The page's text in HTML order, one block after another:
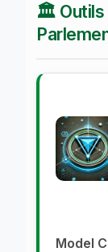
🏛️ Outils
Model